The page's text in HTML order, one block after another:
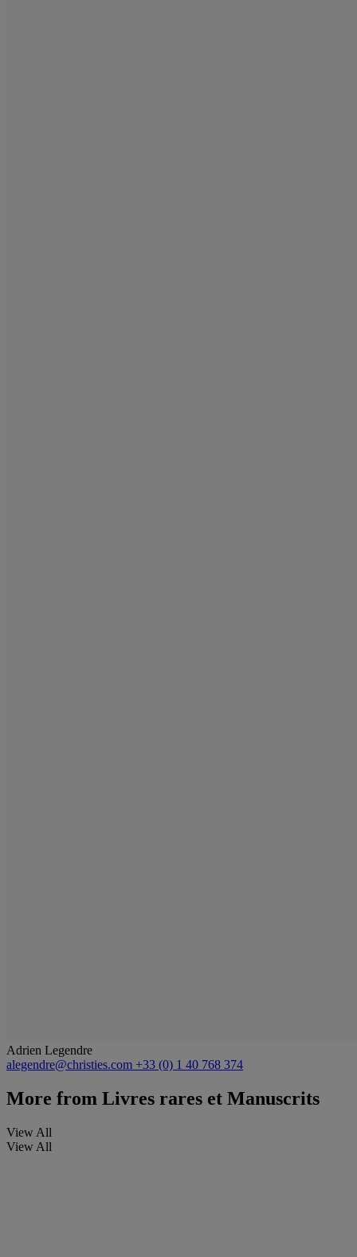
Adrien Legendre
alegendre@christies.com +33 (0) 1 40 768 374
More from Livres rares et Manuscrits
View All
View All